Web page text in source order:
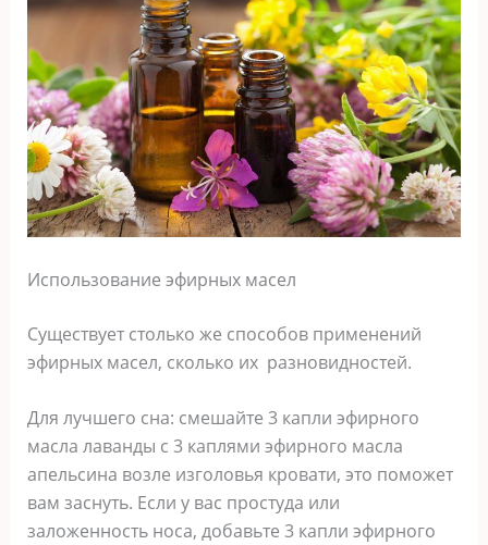
Использование эфирных масел
Существует столько же способов применений
эфирных масел, сколько их разновидностей.
Для лучшего сна: смешайте 3 капли эфирного
масла лаванды с 3 каплями эфирного масла
апельсина возле изголовья кровати, это поможет
вам заснуть. Если у вас простуда или
заложенность носа, добавьте 3 капли эфирного